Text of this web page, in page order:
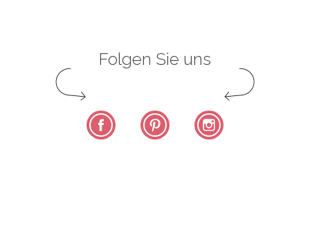
Folgen Sie uns
Facebook Pinterest